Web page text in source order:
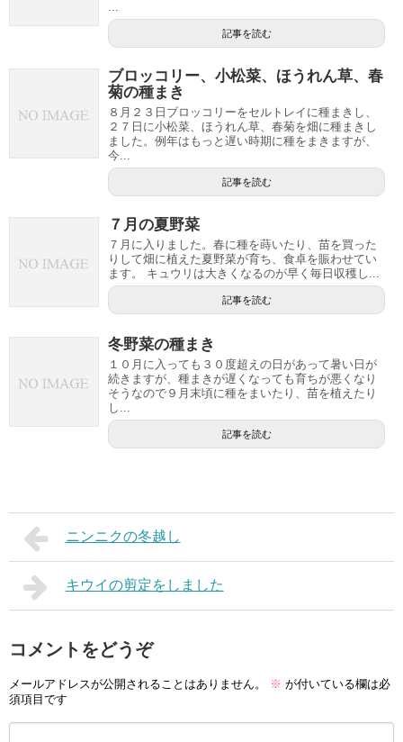
記事を読む
ブロッコリー、小松菜、ほうれん草、春
菊の種まき
８月２３日ブロッコリーをセルトレイに種まきし、
２７日に小松菜、ほうれん草、春菊を畑に種まきし
ました。例年はもっと遅い時期に種をまきますが、
今...
記事を読む
７月の夏野菜
７月に入りました。春に種を蒔いたり、苗を買った
りして畑に植えた夏野菜が育ち、食卓を賑わせてい
ます。 キュウリは大きくなるのが早く毎日収穫し...
記事を読む
冬野菜の種まき
１０月に入っても３０度超えの日があって暑い日が
続きますが、種まきが遅くなっても育ちが悪くなり
そうなので９月末頃に種をまいたり、苗を植えたり
し...
記事を読む
ニンニクの冬越し
キウイの剪定をしました
コメントをどうぞ
メールアドレスが公開されることはありません。 ※ が付いている欄は必
須項目です